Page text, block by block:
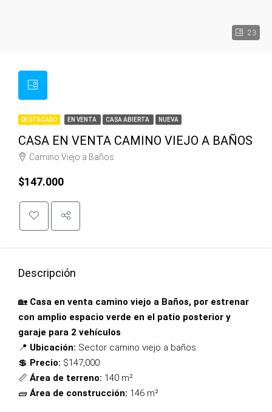
23
DESTACADO EN VENTA CASA ABIERTA NUEVA
CASA EN VENTA CAMINO VIEJO A BAÑOS
Camino Viejo a Baños
$147.000
Descripción
🏡 Casa en venta camino viejo a Baños, por estrenar
con amplio espacio verde en el patio posterior y
garaje para 2 vehículos
📍 Ubicación: Sector camino viejo a baños.
💲 Precio: $147,000
📏 Área de terreno: 140 m²
🧱 Área de construcción: 146 m²